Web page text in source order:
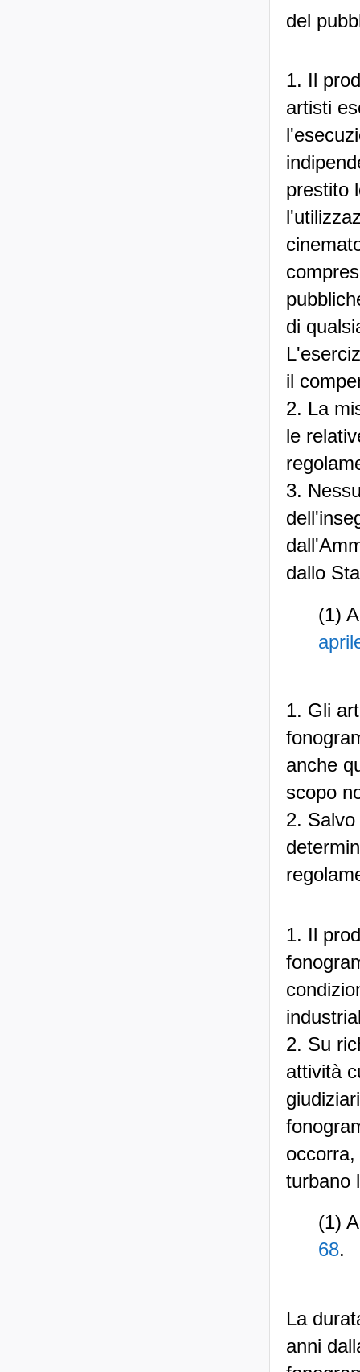
del
1. Il
artisti
prestito
di
il
2. La
le
3.
dallo
(1)
1. Gli
anche
scopo
2.
1. Il
2. Su
attività
turbano
(1)
68.
La
anni